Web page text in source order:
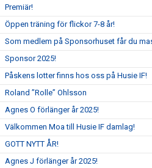
Premiär!
Öppen träning för flickor 7-8 år!
Som medlem på Sponsorhuset får du
Sponsor 2025!
Påskens lotter finns hos oss på Husie IF!
Roland ”Rolle” Ohlsson
Agnes O förlänger år 2025!
Välkommen Moa till Husie IF damlag!
GOTT NYTT ÅR!
Agnes J förlänger år 2025!